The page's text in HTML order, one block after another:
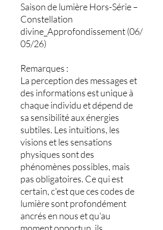
Saison de lumière Hors-Série –
Constellation
divine_Approfondissement (06/
05/26)
Remarques :
La perception des messages et
des informations est unique à
chaque individu et dépend de
sa sensibilité aux énergies
subtiles. Les intuitions, les
visions et les sensations
physiques sont des
phénomènes possibles, mais
pas obligatoires. Ce qui est
certain, c'est que ces codes de
lumière sont profondément
ancrés en nous et qu'au